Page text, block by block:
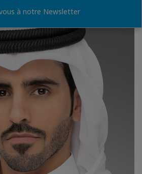
à notre Newsletter